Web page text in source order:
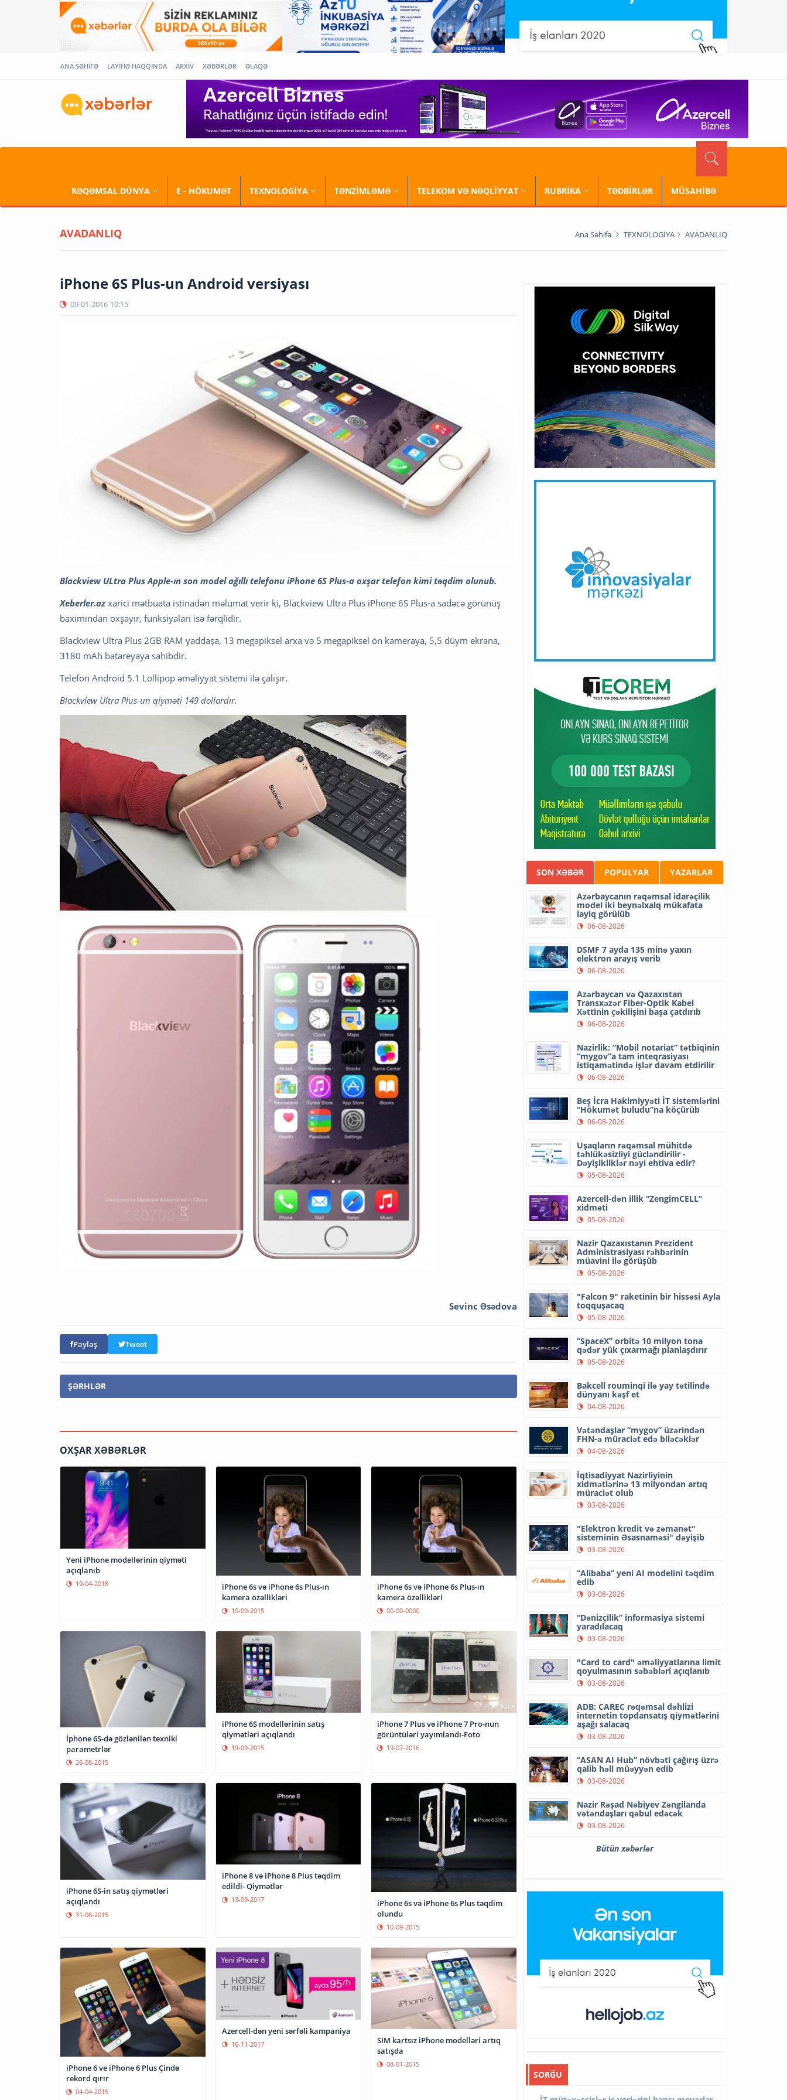
ANA SƏHİFƏ LAYİHƏ HAQQINDA ARXİV XƏBƏRLƏR ƏLAQƏ
RƏQƏMSAL DÜNYA E - HÖKUMƏT TEXNOLOGİYA TƏNZİMLƏMƏ TELEKOM VƏ NƏQLİYYAT RUBRİKA TƏDBİRLƏR MÜSAHİBƏ
AVADANLIQ Ana Səhifə TEXNOLOGİYA AVADANLIQ
iPhone 6S Plus-un Android versiyası
09-01-2016 10:15
Blackview ULtra Plus Apple-ın son model ağıllı telefonu iPhone 6S Plus-a oxşar telefon kimi təqdim olunub.
Xeberler.az xarici mətbuata istinadən məlumat verir ki, Blackview Ultra Plus iPhone 6S Plus-a sadəcə görünüş
baxımından oxşayır, funksiyaları isə fərqlidir.
Blackview Ultra Plus 2GB RAM yaddaşa, 13 megapiksel arxa və 5 megapiksel ön kameraya, 5,5 düym ekrana,
3180 mAh batareyaya sahibdir.
Telefon Android 5.1 Lollipop əməliyyat sistemi ilə çalışır.
Blackview Ultra Plus-un qiyməti 149 dollardır.
Sevinc Əsədova
Paylaş Tweet
ŞƏRHLƏR
OXŞAR XƏBƏRLƏR
Yeni iPhone modellərinin qiyməti
açıqlanıb
19-04-2018
iPhone 6s və iPhone 6s Plus-ın
kamera özəllikləri
10-09-2015
iPhone 6s və iPhone 6s Plus-ın
kamera özəllikləri
00-00-0000
İphone 6S-də gözlənilən texniki
parametrlər
26-08-2015
iPhone 6S modellərinin satış
qiymətləri açıqlandı
19-09-2015
iPhone 7 Plus və iPhone 7 Pro-nun
görüntüləri yayımlandı-Foto
19-07-2016
iPhone 6S-in satış qiymətləri
açıqlandı
31-08-2015
iPhone 8 və iPhone 8 Plus təqdim
edildi- Qiymətlər
13-09-2017
iPhone 6s və iPhone 6s Plus təqdim
olundu
10-09-2015
iPhone 6 ve iPhone 6 Plus Çində
rekord qırır
04-04-2015
Azercell-dən yeni sərfəli kampaniya
16-11-2017
SIM kartsız iPhone modelləri artıq
satışda
08-01-2015
SON XƏBƏR POPULYAR YAZARLAR
Azərbaycanın rəqəmsal idarəçilik
model iki beynəlxalq mükafata
layiq görülüb
06-08-2026
DSMF 7 ayda 135 minə yaxın
elektron arayış verib
06-08-2026
Azərbaycan və Qazaxıstan
Transxəzər Fiber-Optik Kabel
Xəttinin çəkilişini başa çatdırıb
06-08-2026
Nazirlik: “Mobil notariat” tətbiqinin
“mygov”a tam inteqrasiyası
istiqamətində işlər davam etdirilir
06-08-2026
Beş İcra Hakimiyyəti İT sistemlərini
“Hökumət buludu”na köçürüb
06-08-2026
Uşaqların rəqəmsal mühitdə
təhlükəsizliyi gücləndirilir -
Dəyişikliklər nəyi ehtiva edir?
05-08-2026
Azercell-dən illik “ZengimCELL”
xidməti
05-08-2026
Nazir Qazaxıstanın Prezident
Administrasiyası rəhbərinin
müavini ilə görüşüb
05-08-2026
"Falcon 9" raketinin bir hissəsi Ayla
toqquşacaq
05-08-2026
“SpaceX” orbitə 10 milyon tona
qədər yük çıxarmağı planlaşdırır
05-08-2026
Bakcell rouminqi ilə yay tətilində
dünyanı kəşf et
04-08-2026
Vətəndaşlar “mygov” üzərindən
FHN-ə müraciət edə biləcəklər
04-08-2026
İqtisadiyyat Nazirliyinin
xidmətlərinə 13 milyondan artıq
müraciət olub
03-08-2026
"Elektron kredit və zəmanət"
sisteminin Əsasnaməsi" dəyişib
03-08-2026
“Alibaba” yeni AI modelini təqdim
edib
03-08-2026
“Dənizçilik” informasiya sistemi
yaradılacaq
03-08-2026
"Card to card" əməliyyatlarına limit
qoyulmasının səbəbləri açıqlanıb
03-08-2026
ADB: CAREC rəqəmsal dəhlizi
internetin topdansatış qiymətlərini
aşağı salacaq
03-08-2026
“ASAN AI Hub” növbəti çağırış üzrə
qalib həll müəyyən edib
03-08-2026
Nazir Rəşad Nəbiyev Zəngilanda
vətəndaşları qəbul edəcək
03-08-2026
Bütün xəbərlər
SORĞU